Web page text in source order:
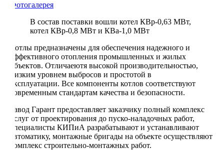
Фотогалерея
В состав поставки вошли котел КВр-0,63 МВт,
котел КВр-0,8 МВт и КВа-1,0 МВт
Котлы предназначены для обеспечения надежного и
эффективного отопления промышленных и жилых
объектов. Отличаеютя высокой производительностью,
низким уровнем выбросов и простотой в
эксплуатации. Все компоненты котлов соответствуют
современным стандартам качества и безопасности.
Завод Гарант предоставляет заказчику полный комплекс
услуг от проектирования до пуско-наладочных работ,
специалисты КИПиА разрабатывают и устанавливают
автоматику, монтажные бригады на объекте осуществляют
комплекс строительно-монтажных работ.